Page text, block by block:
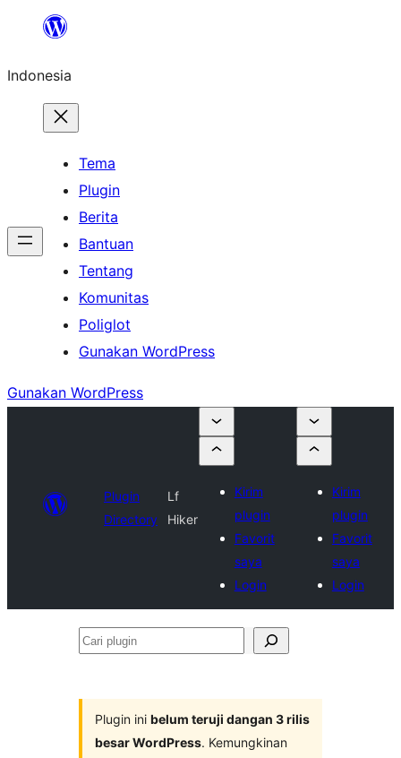
Lewati
konten
Indonesia
Tema
Plugin
Berita
Bantuan
Tentang
Komunitas
Poliglot
Gunakan WordPress
Gunakan WordPress
Plugin
Directory
Lf
Hiker
Kirim
plugin
Favorit
saya
Login
Kirim
plugin
Favorit
saya
Login
Cari
Plugin ini belum teruji dangan 3 rilis
besar WordPress. Kemungkinan